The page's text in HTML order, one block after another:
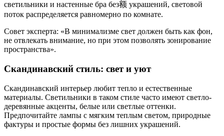
светильники и настенные бра без额 украшений, световой
поток распределяется равномерно по комнате.
Совет эксперта: «В минимализме свет должен быть как фон,
не отвлекать внимание, но при этом позволять зонирование
пространства».
Скандинавский стиль: свет и уют
Скандинавский интерьер любит тепло и естественные
материалы. Светильники в таком стиле часто имеют светло-
деревянные акценты, белые или светлые оттенки.
Предпочитайте лампы с мягким теплым светом, природные
фактуры и простые формы без лишних украшений.